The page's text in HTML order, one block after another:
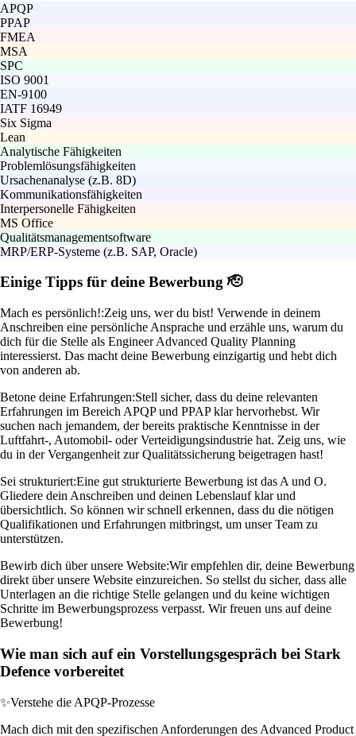
APQP
PPAP
FMEA
MSA
SPC
ISO 9001
EN-9100
IATF 16949
Six Sigma
Lean
Analytische Fähigkeiten
Problemlösungsfähigkeiten
Ursachenanalyse (z.B. 8D)
Kommunikationsfähigkeiten
Interpersonelle Fähigkeiten
MS Office
Qualitätsmanagementsoftware
MRP/ERP-Systeme (z.B. SAP, Oracle)
Einige Tipps für deine Bewerbung 🫡
Mach es persönlich!:Zeig uns, wer du bist! Verwende in deinem
Anschreiben eine persönliche Ansprache und erzähle uns, warum du
dich für die Stelle als Engineer Advanced Quality Planning
interessierst. Das macht deine Bewerbung einzigartig und hebt dich
von anderen ab.
Betone deine Erfahrungen:Stell sicher, dass du deine relevanten
Erfahrungen im Bereich APQP und PPAP klar hervorhebst. Wir
suchen nach jemandem, der bereits praktische Kenntnisse in der
Luftfahrt-, Automobil- oder Verteidigungsindustrie hat. Zeig uns, wie
du in der Vergangenheit zur Qualitätssicherung beigetragen hast!
Sei strukturiert:Eine gut strukturierte Bewerbung ist das A und O.
Gliedere dein Anschreiben und deinen Lebenslauf klar und
übersichtlich. So können wir schnell erkennen, dass du die nötigen
Qualifikationen und Erfahrungen mitbringst, um unser Team zu
unterstützen.
Bewirb dich über unsere Website:Wir empfehlen dir, deine Bewerbung
direkt über unsere Website einzureichen. So stellst du sicher, dass alle
Unterlagen an die richtige Stelle gelangen und du keine wichtigen
Schritte im Bewerbungsprozess verpasst. Wir freuen uns auf deine
Bewerbung!
Wie man sich auf ein Vorstellungsgespräch bei Stark
Defence vorbereitet
✨Verstehe die APQP-Prozesse
Mach dich mit den spezifischen Anforderungen des Advanced Product